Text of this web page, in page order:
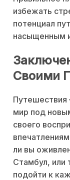
избежать
потенциал
насыщенным
Своими
Путешествия
мир под
своего
ли вы
Стамбул, или
подойти к